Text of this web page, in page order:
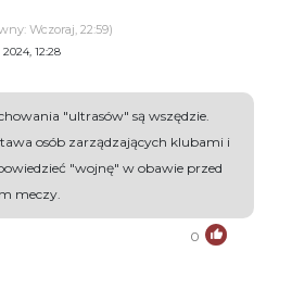
Wczoraj, 22:59)
12:28
"ultrasów" są wszędzie.
osób zarządzających klubami i
"wojnę" w obawie przed
meczy.
0